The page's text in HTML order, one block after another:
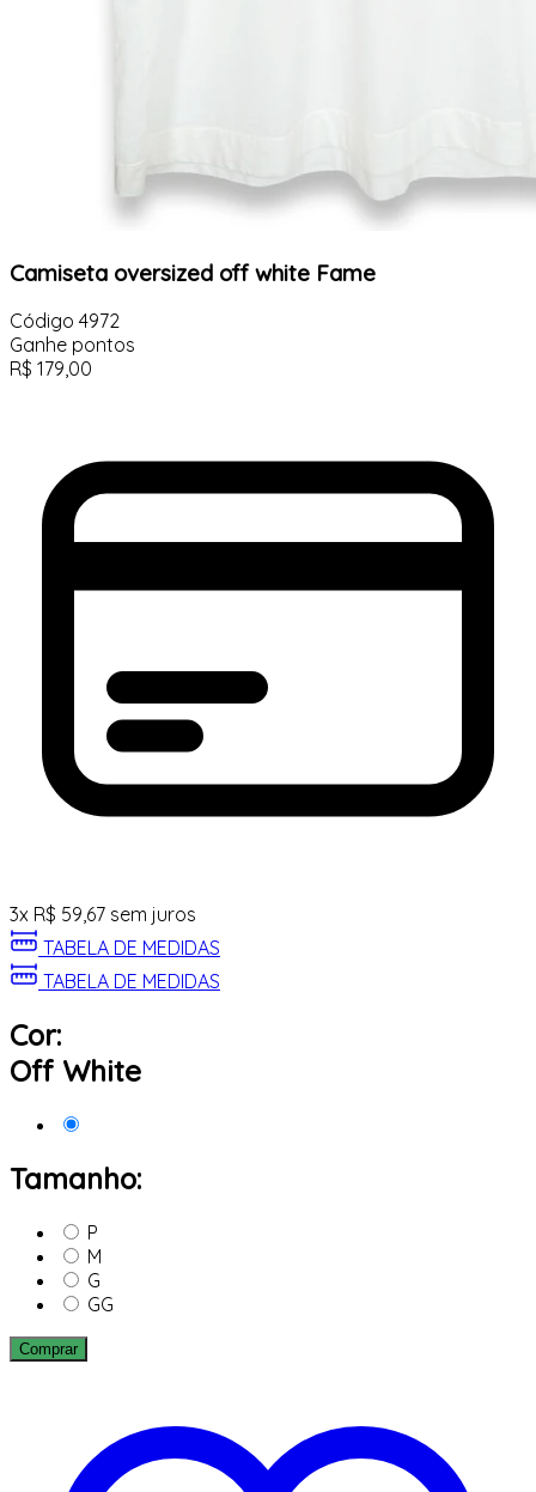
Camiseta oversized off white Fame
Código 4972
Ganhe pontos
R$ 179,00
3x R$ 59,67 sem juros
TABELA DE MEDIDAS
TABELA DE MEDIDAS
Cor:
Off White
Tamanho:
P
M
G
GG
Comprar